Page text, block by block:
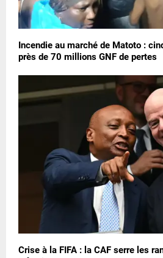
Incendie au marché de Matoto :
près de 70 millions GNF de pertes
Crise à la FIFA : la CAF serre les